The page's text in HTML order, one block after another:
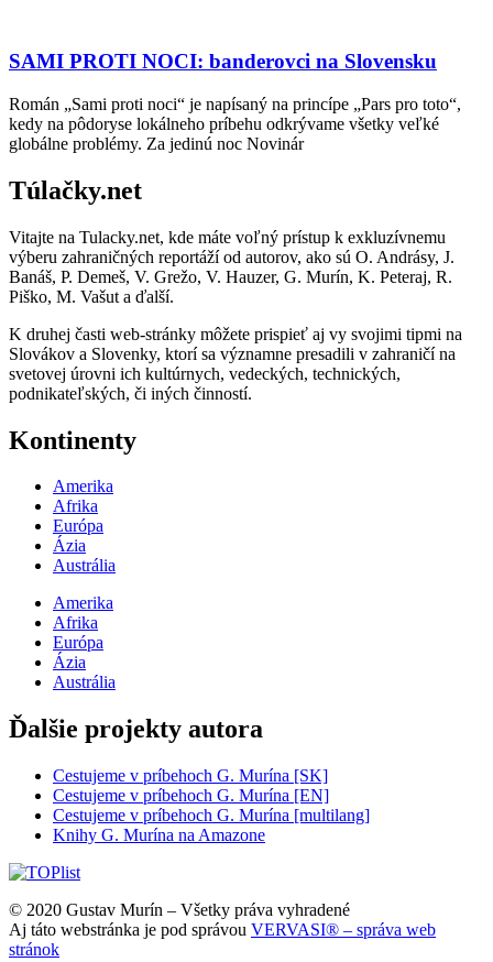
SAMI PROTI NOCI: banderovci na Slovensku
Román „Sami proti noci“ je napísaný na princípe „Pars pro toto“,
kedy na pôdoryse lokálneho príbehu odkrývame všetky veľké
globálne problémy. Za jedinú noc Novinár
Túlačky.net
Vitajte na Tulacky.net, kde máte voľný prístup k exkluzívnemu
výberu zahraničných reportáží od autorov, ako sú O. Andrásy, J.
Banáš, P. Demeš, V. Grežo, V. Hauzer, G. Murín, K. Peteraj, R.
Piško, M. Vašut a ďalší.
K druhej časti web-stránky môžete prispieť aj vy svojimi tipmi na
Slovákov a Slovenky, ktorí sa významne presadili v zahraničí na
svetovej úrovni ich kultúrnych, vedeckých, technických,
podnikateľských, či iných činností.
Kontinenty
Amerika
Afrika
Európa
Ázia
Austrália
Amerika
Afrika
Európa
Ázia
Austrália
Ďalšie projekty autora
Cestujeme v príbehoch G. Murína [SK]
Cestujeme v príbehoch G. Murína [EN]
Cestujeme v príbehoch G. Murína [multilang]
Knihy G. Murína na Amazone
© 2020 Gustav Murín – Všetky práva vyhradené
Aj táto webstránka je pod správou VERVASI® – správa web
stránok